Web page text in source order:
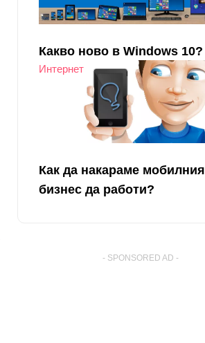
Какво ново в Windows 10?
Интернет
Как да накараме мобилния
бизнес да работи?
- SPONSORED AD -